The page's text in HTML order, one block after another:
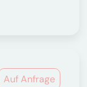
Auf Anfrage